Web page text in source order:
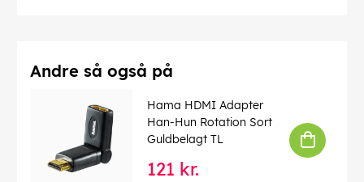
Andre så også på
Hama HDMI Adapter
Han-Hun Rotation Sort
Guldbelagt TL
121 kr.